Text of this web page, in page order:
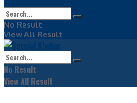
No Result
View All Result
No Result
View All Result